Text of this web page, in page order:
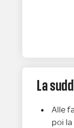
La
Alle
poi la